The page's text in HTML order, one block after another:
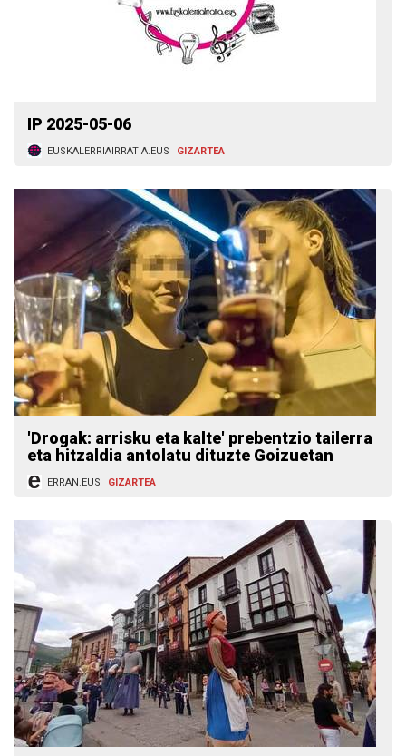
IP 2025-05-06
EUSKALERRIAIRRATIA.EUS GIZARTEA
'Drogak: arrisku eta kalte' prebentzio tailerra
eta hitzaldia antolatu dituzte Goizuetan
ERRAN.EUS GIZARTEA